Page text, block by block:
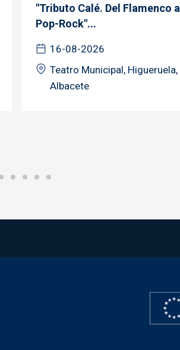
"Tributo Calé. Del Flamenco al
Pop-Rock"...
16-08-2026
Teatro Municipal, Higueruela,
Albacete